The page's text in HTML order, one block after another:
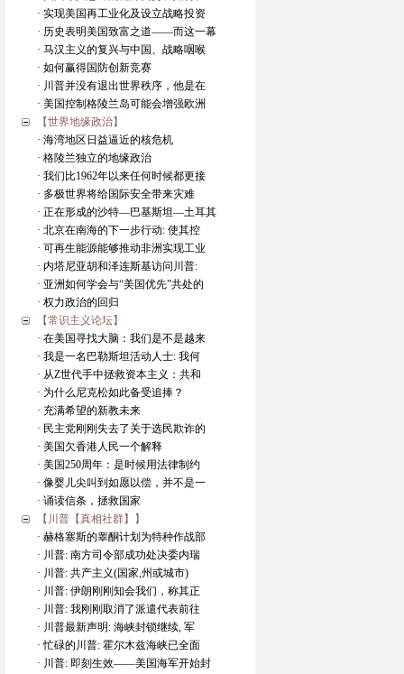
· 实现美国再工业化及设立战略投资
· 历史表明美国致富之道——而这一幕
· 马汉主义的复兴与中国、战略咽喉
· 如何赢得国防创新竞赛
· 川普并没有退出世界秩序，他是在
· 美国控制格陵兰岛可能会增强欧洲
【世界地缘政治】
· 海湾地区日益逼近的核危机
· 格陵兰独立的地缘政治
· 我们比1962年以来任何时候都更接
· 多极世界将给国际安全带来灾难
· 正在形成的沙特—巴基斯坦—土耳其
· 北京在南海的下一步行动: 使其控
· 可再生能源能够推动非洲实现工业
· 内塔尼亚胡和泽连斯基访问川普:
· 亚洲如何学会与“美国优先”共处的
· 权力政治的回归
【常识主义论坛】
· 在美国寻找大脑：我们是不是越来
· 我是一名巴勒斯坦活动人士: 我何
· 从Z世代手中拯救资本主义：共和
· 为什么尼克松如此备受追捧？
· 充满希望的新教未来
· 民主党刚刚失去了关于选民欺诈的
· 美国欠香港人民一个解释
· 美国250周年：是时候用法律制约
· 像婴儿尖叫到如愿以偿，并不是一
· 诵读信条，拯救国家
【川普【真相社群】】
· 赫格塞斯的睾酮计划为特种作战部
· 川普: 南方司令部成功处决委内瑞
· 川普: 共产主义(国家,州或城市)
· 川普: 伊朗刚刚知会我们，称其正
· 川普: 我刚刚取消了派遣代表前往
· 川普最新声明: 海峡封锁继续, 军
· 忙碌的川普: 霍尔木兹海峡已全面
· 川普: 即刻生效——美国海军开始封